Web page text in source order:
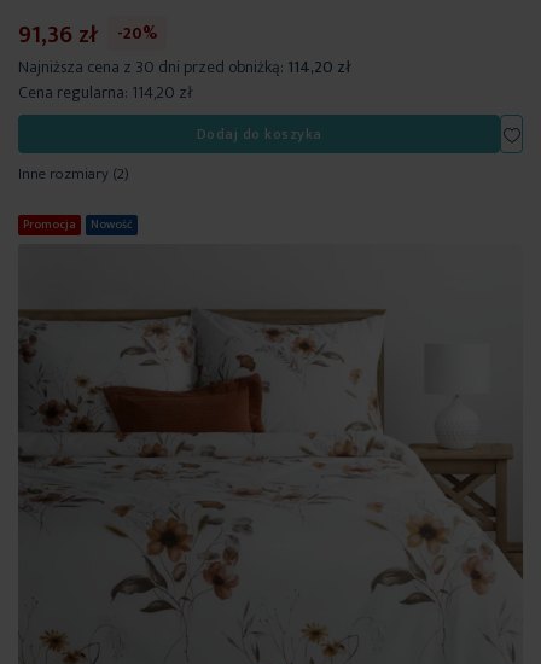
91,36 zł
-20%
Najniższa cena z 30 dni przed obniżką: 114,20 zł
Cena regularna: 114,20 zł
Dodaj do koszyka
Inne rozmiary(2)
Promocja Nowość